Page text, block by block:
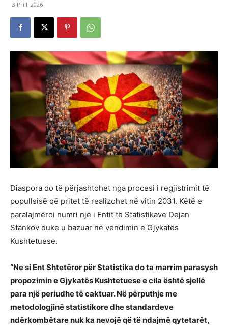
3 Prill, 2026
Diaspora do të përjashtohet nga procesi i regjistrimit të
popullsisë që pritet të realizohet në vitin 2031. Këtë e
paralajmëroi numri një i Entit të Statistikave Dejan
Stankov duke u bazuar në vendimin e Gjykatës
Kushtetuese.
“Ne si Ent Shtetëror për Statistika do ta marrim parasysh
propozimin e Gjykatës Kushtetuese e cila është sjellë
para një periudhe të caktuar. Në përputhje me
metodologjinë statistikore dhe standardeve
ndërkombëtare nuk ka nevojë që të ndajmë qytetarët,